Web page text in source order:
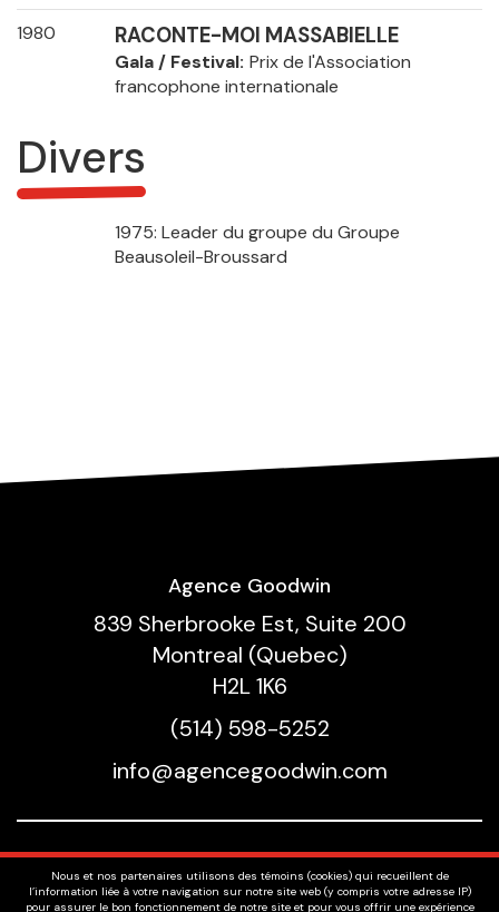
1980 RACONTE-MOI MASSABIELLE
Gala / Festival Prix de l'Association
francophone internationale
Divers
1975: Leader du groupe du Groupe
Beausoleil-Broussard
Nous et nos partenaires utilisons des témoins (cookies) qui recueillent de
l’information liée à votre navigation sur notre site web (y compris votre adresse IP)
pour assurer le bon fonctionnement de notre site et pour vous offrir une expérience
Agence Goodwin
839 Sherbrooke Est, Suite 200
Montreal (Quebec)
H2L 1K6
(514) 598-5252
info@agencegoodwin.com
Nos Talents
Voix